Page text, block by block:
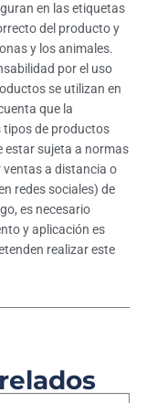
en las etiquetas
del producto y
y los animales.
por el uso
se utilizan en
que la
tipos de productos
estar sujeta a normas
ventas a distancia o
redes sociales) de
es necesario
y aplicación es
realizar este